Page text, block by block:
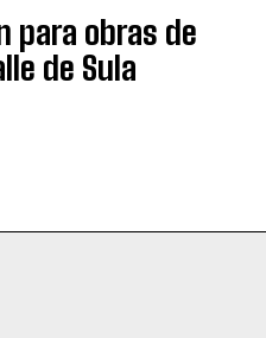
para obras de
de Sula